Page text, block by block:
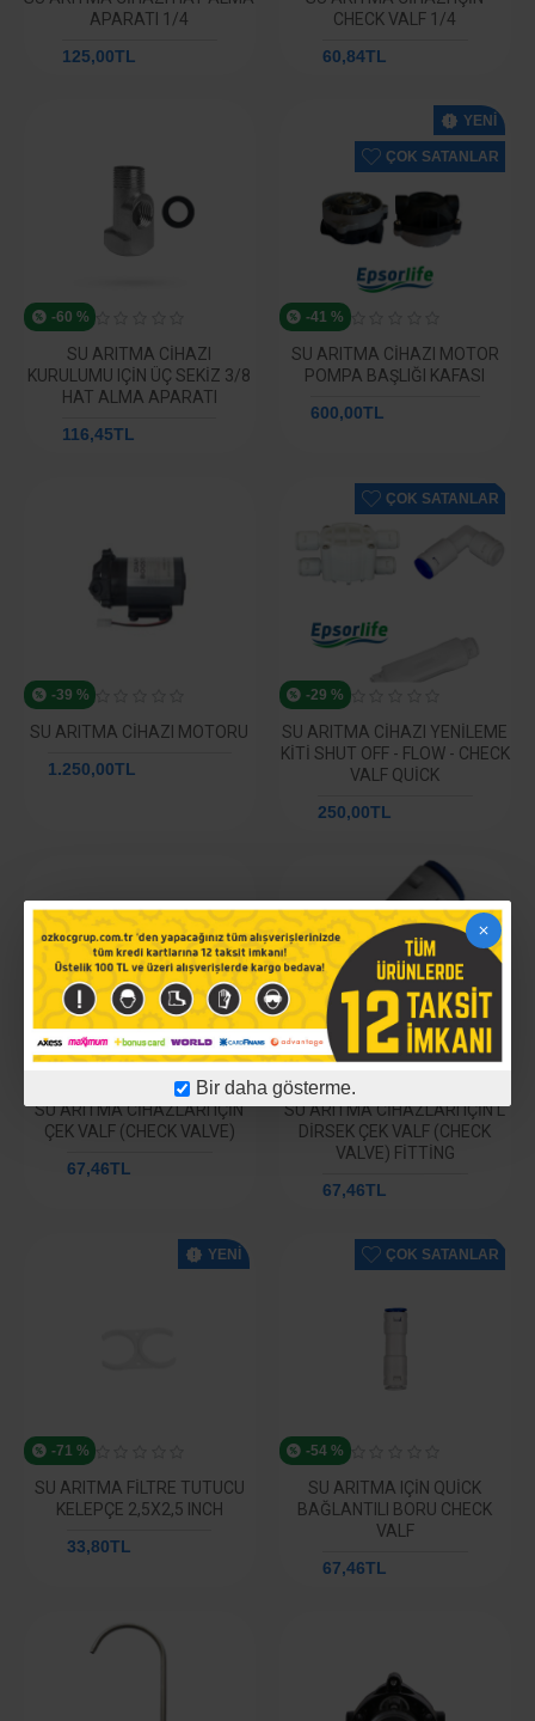
Bir daha gösterme.
APARATI 1/4
125,00TL
CHECK VALF 1/4
60,84TL
-60 %
SU ARITMA CIHAZI
KURULUMU IÇIN ÜÇ SEKIZ 3/8
HAT ALMA APARATI
116,45TL
YENI
ÇOK SATANLAR
-41 %
SU ARITMA CIHAZI MOTOR
POMPA BAŞLIĞI KAFASI
600,00TL
-39 %
SU ARITMA CIHAZI MOTORU
1.250,00TL
ÇOK SATANLAR
-29 %
SU ARITMA CIHAZI YENILEME
KITI SHUT OFF - FLOW - CHECK
VALF QUICK
250,00TL
SU ARITMA CIHAZLARI IÇIN
ÇEK VALF (CHECK VALVE)
67,46TL
SU ARITMA CIHAZLARI IÇIN L
DIRSEK ÇEK VALF (CHECK
VALVE) FITTING
67,46TL
YENI
-71 %
SU ARITMA FILTRE TUTUCU
KELEPÇE 2,5X2,5 INCH
33,80TL
ÇOK SATANLAR
-54 %
SU ARITMA IÇIN QUICK
BAĞLANTILI BORU CHECK
VALF
67,46TL